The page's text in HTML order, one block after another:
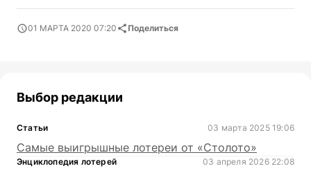
01 МАРТА 2020 07:20 Поделиться
Выбор редакции
Статьи 03 марта 2025 19:06
Самые выигрышные лотереи от «Столото»
Энциклопедия лотерей 03 апреля 2026 22:08